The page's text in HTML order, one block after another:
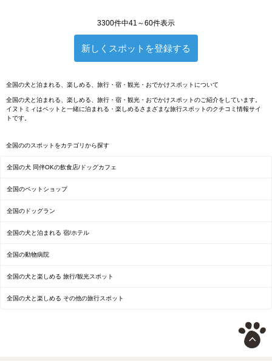
3300件中41～60件表示
新しくスポットを登録する
全国の犬と泊まれる、楽しめる、旅行・宿・観光・おでかけスポットについて
全国の犬と泊まれる、楽しめる、旅行・宿・観光・おでかけスポットのご紹介をしています。
イヌトミィはペットと一緒に泊まれる・楽しめるさまざまな旅行スポットのクチコミ情報サイ
トです。
全国ののスポットをカテゴリから探す
全国の犬 同伴OKの飲食店/ドッグカフェ
全国のペットショップ
全国のドッグラン
全国の犬と泊まれる 宿/ホテル
全国の動物病院
全国の犬と楽しめる 旅行/観光スポット
全国の犬と楽しめる その他の旅行スポット